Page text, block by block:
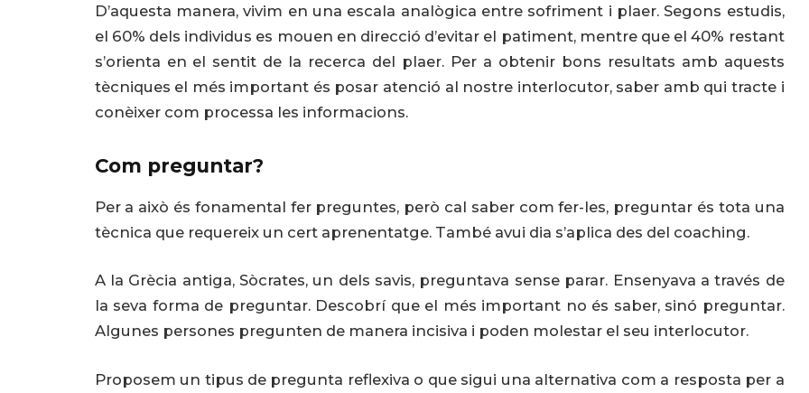
D’aquesta manera, vivim en una escala analògica entre sofriment i plaer. Segons estudis,
el 60% dels individus es mouen en direcció d’evitar el patiment, mentre que el 40% restant
s’orienta en el sentit de la recerca del plaer. Per a obtenir bons resultats amb aquests
tècniques el més important és posar atenció al nostre interlocutor, saber amb qui tracte i
conèixer com processa les informacions.
Com preguntar?
Per a això és fonamental fer preguntes, però cal saber com fer-les, preguntar és tota una
tècnica que requereix un cert aprenentatge. També avui dia s’aplica des del coaching.
A la Grècia antiga, Sòcrates, un dels savis, preguntava sense parar. Ensenyava a través de
la seva forma de preguntar. Descobrí que el més important no és saber, sinó preguntar.
Algunes persones pregunten de manera incisiva i poden molestar el seu interlocutor.
Proposem un tipus de pregunta reflexiva o que sigui una alternativa com a resposta per a